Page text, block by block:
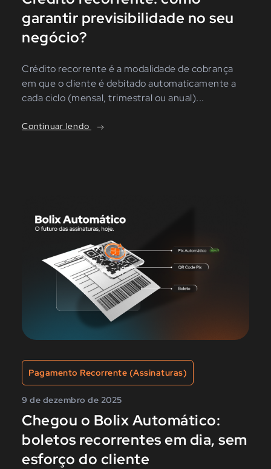
garantir previsibilidade no seu
negócio?
Crédito recorrente é a modalidade de cobrança
em que o cliente é debitado automaticamente a
cada ciclo (mensal, trimestral ou anual)...
Continuar lendo
Pagamento Recorrente (Assinaturas)
9 de dezembro de 2025
Chegou o Bolix Automático:
boletos recorrentes em dia, sem
esforço do cliente